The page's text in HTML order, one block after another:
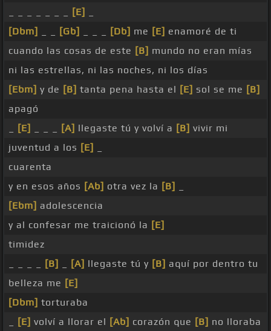
[E]
[Dbm]
[Gb] [Db] me [E] enamoré de ti
cuando las cosas de este [B] mundo no eran mías
ni las estrellas, ni las noches, ni los días
[Ebm] y de [B] tanta pena hasta el [E] sol se me [B]
apagó
[E] [A] llegaste tú y volví a [B] vivir mi
juventud a los [E]
cuarenta
y en esos años [Ab] otra vez la [B]
[Ebm] adolescencia
y al confesar me traicionó la [E]
timidez
[B] [A] llegaste tú y [B] aquí por dentro tu
belleza me [E]
[Dbm] torturaba
[E] volví a llorar el [Ab] corazón que [B] no lloraba